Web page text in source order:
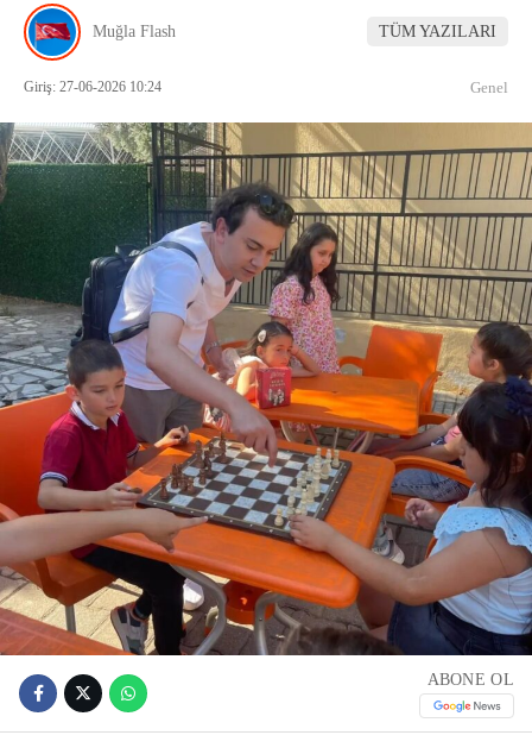
Muğla Flash TÜM YAZILARI
Giriş: 27-06-2026 10:24 Genel
ABONE OL